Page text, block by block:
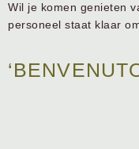
Wil je komen genieten
personeel staat klaar